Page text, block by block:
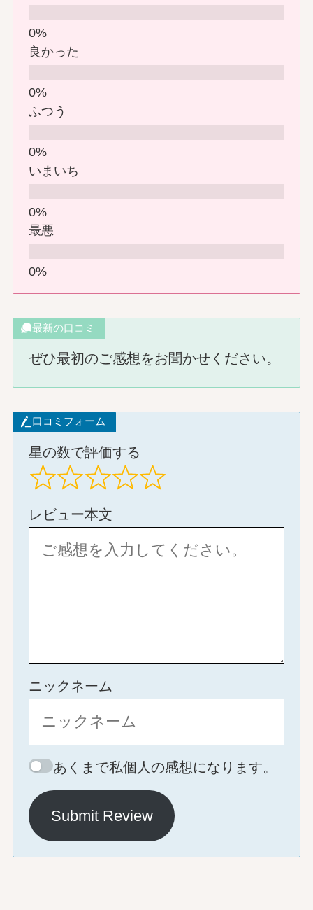
良かった
ふつう
いまいち
最悪
最新の口コミ
ぜひ最初のご感想をお聞かせください。
口コミフォーム
星の数で評価する
レビュー本文
ニックネーム
あくまで私個人の感想になります。
Submit Review